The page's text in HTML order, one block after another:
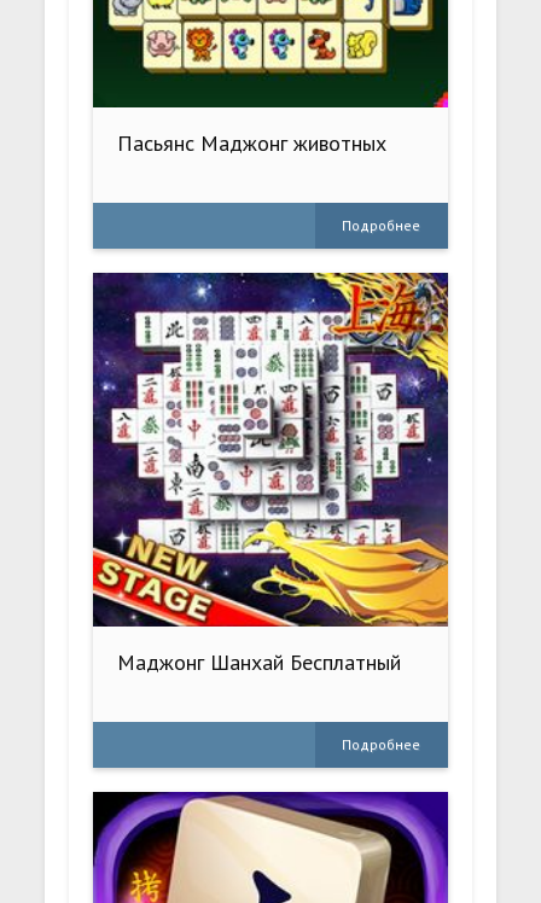
Пасьянс Маджонг животных
Подробнее
Маджонг Шанхай Бесплатный
Подробнее